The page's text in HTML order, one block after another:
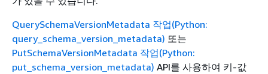
QuerySchemaVersionMetadata 작업(Python:
query_schema_version_metadata) 또는
PutSchemaVersionMetadata 작업(Python:
put_schema_version_metadata) API를 사용하여 키-값